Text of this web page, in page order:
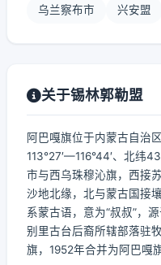
乌兰察布市 兴安盟
关于锡林郭勒盟
阿巴嘎旗位于内蒙古自治
113°27′—116°44′、北纬
市与西乌珠穆沁旗，西接
沙地北缘，北与蒙古国接
系蒙古语，意为“叔叔”，
别里古台后裔所辖部落驻
旗，1952年合并为阿巴嘎旗